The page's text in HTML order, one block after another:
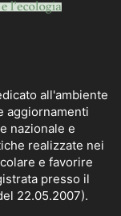
all'ambiente
aggiornamenti
nazionale e
realizzate nei
e favorire
presso il
22.05.2007).